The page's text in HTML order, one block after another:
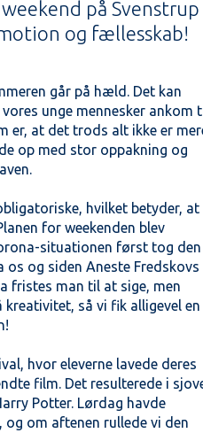
på Svenstrup
og fællesskab!
går på hæld. Det kan
unge mennesker ankom
er, at det trods alt ikke er
op med stor oppakning og
hvilket betyder, at
for weekenden blev
situationen først tog den
og siden Aneste Fredskovs
fristes man til at sige, men
så vi fik alligevel en
hvor eleverne lavede deres
film. Det resulterede i
Potter. Lørdag havde
om aftenen rullede vi den